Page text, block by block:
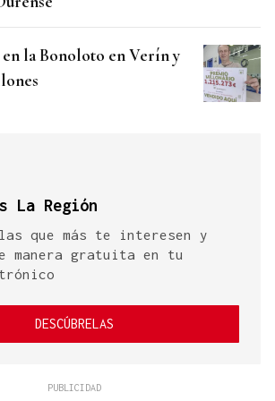
en la Bonoloto en Verín y
La Región
que más te interesen y
manera gratuita en tu
DESCÚBRELAS